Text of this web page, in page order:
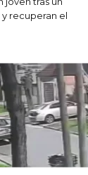
recuperan el